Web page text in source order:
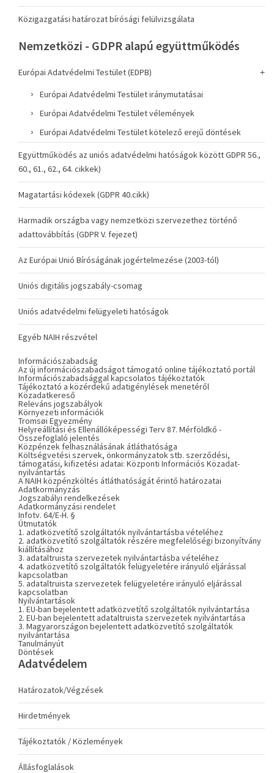
Közigazgatási határozat bírósági felülvizsgálata
Nemzetközi - GDPR alapú együttműködés
Európai Adatvédelmi Testület (EDPB)
Európai Adatvédelmi Testület iránymutatásai
Európai Adatvédelmi Testület vélemények
Európai Adatvédelmi Testület kötelező erejű döntések
Együttműködés az uniós adatvédelmi hatóságok között GDPR 56.,
60., 61., 62., 64. cikkek)
Magatartási kódexek (GDPR 40.cikk)
Harmadik országba vagy nemzetközi szervezethez történő
adattovábbítás (GDPR V. fejezet)
Az Európai Unió Bíróságának jogértelmezése (2003-tól)
Uniós digitális jogszabály-csomag
Uniós adatvédelmi felügyeleti hatóságok
Egyéb NAIH részvétel
Információszabadság
Az új információszabadságot támogató online tájékoztató portál
Információszabadsággal kapcsolatos tájékoztatók
Tájékoztató a közérdekű adatigénylések menetéről
Közadatkereső
Releváns jogszabályok
Környezeti információk
Tromsøi Egyezmény
Helyreállítási és Ellenállóképességi Terv 87. Mérföldkő -
Összefoglaló jelentés
Közpénzek felhasználásának átláthatósága
Költségvetési szervek, önkormányzatok stb. szerződési,
támogatási, kifizetési adatai: Központi Információs Közadat-
nyilvántartás
A NAIH közpénzköltés átláthatóságát érintő határozatai
Adatkormányzás
Jogszabályi rendelkezések
Adatkormányzási rendelet
Infotv. 64/E-H. §
Útmutatók
1. adatközvetítő szolgáltatók nyilvántartásba vételéhez
2. adatközvetítő szolgáltatók részére megfelelőségi bizonyítvány
kiállításához
3. adataltruista szervezetek nyilvántartásba vételéhez
4. adatközvetítő szolgáltatók felügyeletére irányuló eljárással
kapcsolatban
5. adataltruista szervezetek felügyeletére irányuló eljárással
kapcsolatban
Nyilvántartások
1. EU-ban bejelentett adatközvetítő szolgáltatók nyilvántartása
2. EU-ban bejelentett adataltruista szervezetek nyilvántartása
3. Magyarországon bejelentett adatközvetítő szolgáltatók
nyilvántartása
Tanulmányút
Döntések
Adatvédelem
Határozatok/Végzések
Hirdetmények
Tájékoztatók / Közlemények
Állásfoglalások